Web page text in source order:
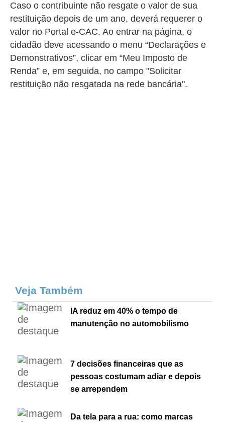
Caso o contribuinte não resgate o valor de sua
restituição depois de um ano, deverá requerer o
valor no Portal e-CAC. Ao entrar na página, o
cidadão deve acessando o menu “Declarações e
Demonstrativos”, clicar em “Meu Imposto de
Renda” e, em seguida, no campo "Solicitar
restituição não resgatada na rede bancária".
Veja Também
IA reduz em 40% o tempo de
manutenção no automobilismo
7 decisões financeiras que as
pessoas costumam adiar e depois
se arrependem
Da tela para a rua: como marcas